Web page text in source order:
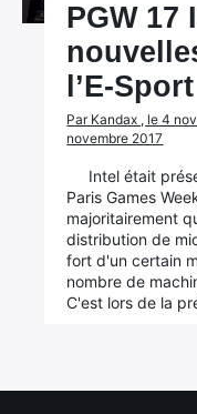
PGW 17
l’E-Sport
Par Kandax , le 4
novembre 2017
Intel était
Paris Games
majoritairement
distribution de
fort d'un certain
nombre de
C'est lors de la